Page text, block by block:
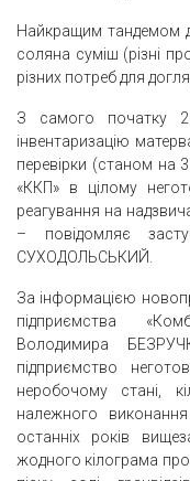
Найкращим тандемом
соляна суміш (різні
різних потреб для
З самого початку
інвентаризацію
перевірки (станом на
«ККП» в цілому
реагування на
– повідомляє
СУХОДОЛЬСЬКИЙ.
За інформацією
підприємства
Володимира
підприємство
неробочому стані,
належного
останніх років
жодного кілограма